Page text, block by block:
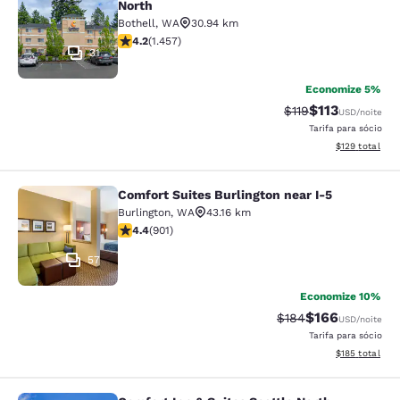
31
North
Bothell, WA
30.94 km
classificação 4.17 estrelas. Muito bom. 1457
4.2(1.457)
Economize 5%
Tarifa anterior
$119Tarifa com
$113USD/noite
Tarifa para sócio
Exibir
$129 total
Comfort Suites Burlington near I-5
57
Comfort Suites Burlington near I-5
Burlington, WA
43.16 km
classificação 4.4 estrelas. Excelente. 901 avaliações
4.4(901)
Economize 10%
Tarifa anterior
$184Tarifa com
$166USD/noite
Tarifa para sócio
Exibir
$185 total